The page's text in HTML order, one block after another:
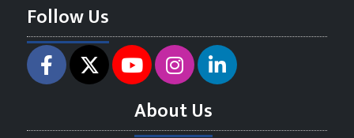
Follow Us
About Us